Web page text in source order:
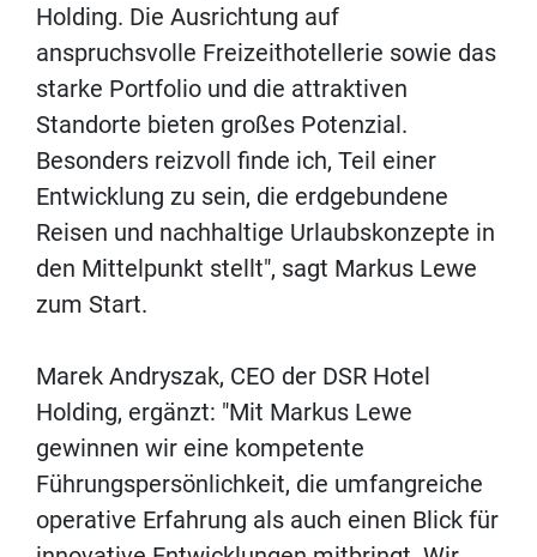
Holding. Die Ausrichtung auf
anspruchsvolle Freizeithotellerie sowie das
starke Portfolio und die attraktiven
Standorte bieten großes Potenzial.
Besonders reizvoll finde ich, Teil einer
Entwicklung zu sein, die erdgebundene
Reisen und nachhaltige Urlaubskonzepte in
den Mittelpunkt stellt", sagt Markus Lewe
zum Start.
Marek Andryszak, CEO der DSR Hotel
Holding, ergänzt: "Mit Markus Lewe
gewinnen wir eine kompetente
Führungspersönlichkeit, die umfangreiche
operative Erfahrung als auch einen Blick für